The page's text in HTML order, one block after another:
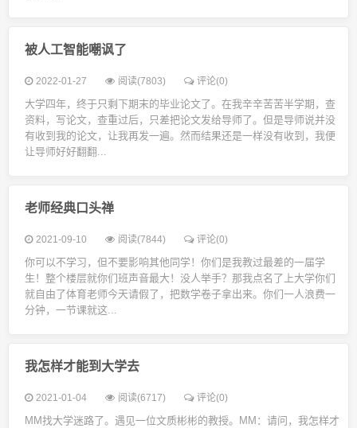
被人工智能嘲讽了
2022-01-27 阅读(7803) 评论(0)
大学四年，终于只剩下期末的毕业论文了。在我辛辛苦苦半学期，查
资料，写论文，查重过后，只差把论文发给导师了。但是导师说并没
有收到我的论文，让我再发一遍。然而结果还是一样没有收到，我便
让导师好好翻翻...
老师经典口头禅
2021-09-10 阅读(7844) 评论(0)
你可以不学习，但不要影响其他同学！你们是我教过最差的一届学
生！整个楼层就你们班声音最大！没人举手？那我点名了上大学你们
就自由了体育老师今天请假了，把数学卷子拿出来。你们一人浪费一
分钟，一节课就这...
我怎样才能到大学去
2021-01-04 阅读(6717) 评论(0)
MM找大学迷路了。遇见一位文质彬彬的教授。MM：请问，我怎样才